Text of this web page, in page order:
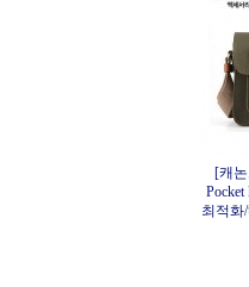
[캐
Pocket
최적화